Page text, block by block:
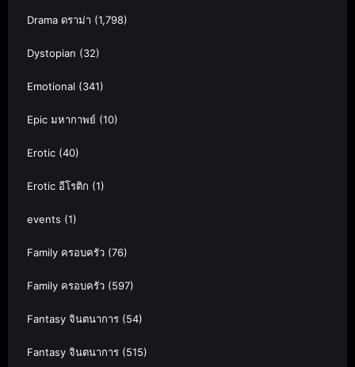
Drama ดราม่า (1,798)
Dystopian (32)
Emotional (341)
Epic มหากาพย์ (10)
Erotic (40)
Erotic อีโรติก (1)
events (1)
Family ครอบครัว (76)
Family ครอบครัว (597)
Fantasy จินตนาการ (54)
Fantasy จินตนาการ (515)